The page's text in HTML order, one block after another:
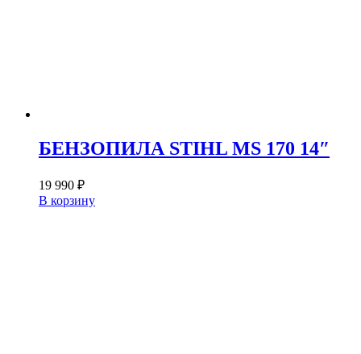
БЕНЗОПИЛА STIHL MS 170 14″
19 990 ₽
В корзину